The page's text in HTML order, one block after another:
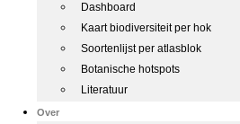
Dashboard
Kaart biodiversiteit per hok
Soortenlijst per atlasblok
Botanische hotspots
Literatuur
Over